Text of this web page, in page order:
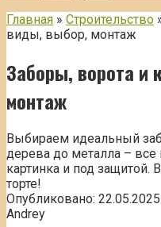
Главная » Строительство
виды, выбор, монтаж
Заборы, ворота и
монтаж
Выбираем идеальный
дерева до металла –
картинка и под защитой.
торте!
Опубликовано: 22.05.2025
Andrey